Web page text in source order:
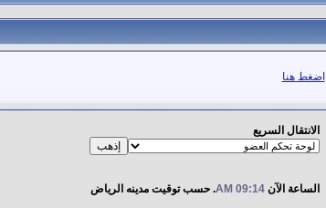
اضغط هنا
الانتقال السريع
الساعة الآن09:14 AM . حسب توقيت مدينه الرياض